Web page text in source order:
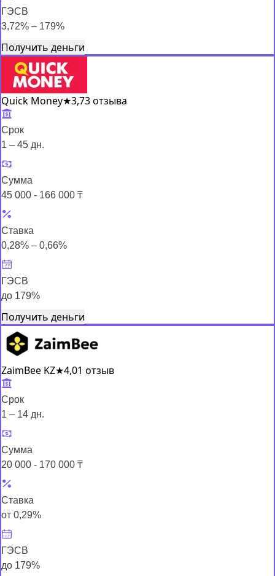
ГЭСВ
3,72% – 179%
Получить деньги
Quick Money★3,73 отзыва
Срок
1 – 45 дн.
Сумма
45 000 - 166 000 ₸
Ставка
0,28% – 0,66%
ГЭСВ
до 179%
Получить деньги
ZaimBee KZ★4,01 отзыв
Срок
1 – 14 дн.
Сумма
20 000 - 170 000 ₸
Ставка
от 0,29%
ГЭСВ
до 179%